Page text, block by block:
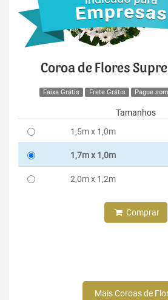
Coroa de Flores
Faixa Grátis Frete Grátis Pague
Tamanhos
1,5m x 1,0m
1,7m x 1,0m
2,0m x 1,2m
Comprar
Mais Coroas de